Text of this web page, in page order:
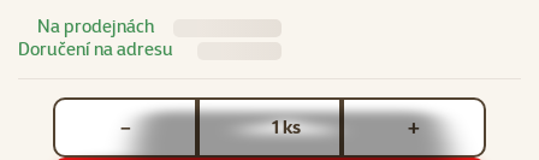
Na prodejnách
Doručení na adresu
Počet kusů *
ks
− +